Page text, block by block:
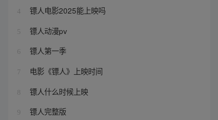
4 镖人电影2025能上映吗
5 镖人动漫pv
6 镖人第一季
7 电影《镖人》上映时间
8 镖人什么时候上映
9 镖人完整版